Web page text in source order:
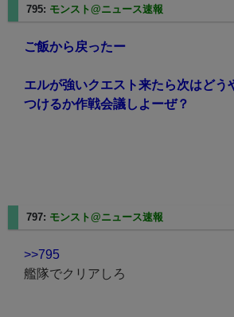
795: モンスト@ニュース速報
ご飯から戻ったー
エルが強いクエスト来たら次はどう
つけるか作戦会議しよーぜ？
797: モンスト@ニュース速報
>>795
艦隊でクリアしろ